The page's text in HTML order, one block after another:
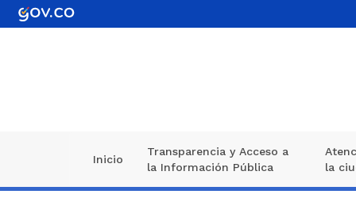
Pasar
al
Navegación
principal
Inicio
Transparencia y Acceso a
la Información Pública
la